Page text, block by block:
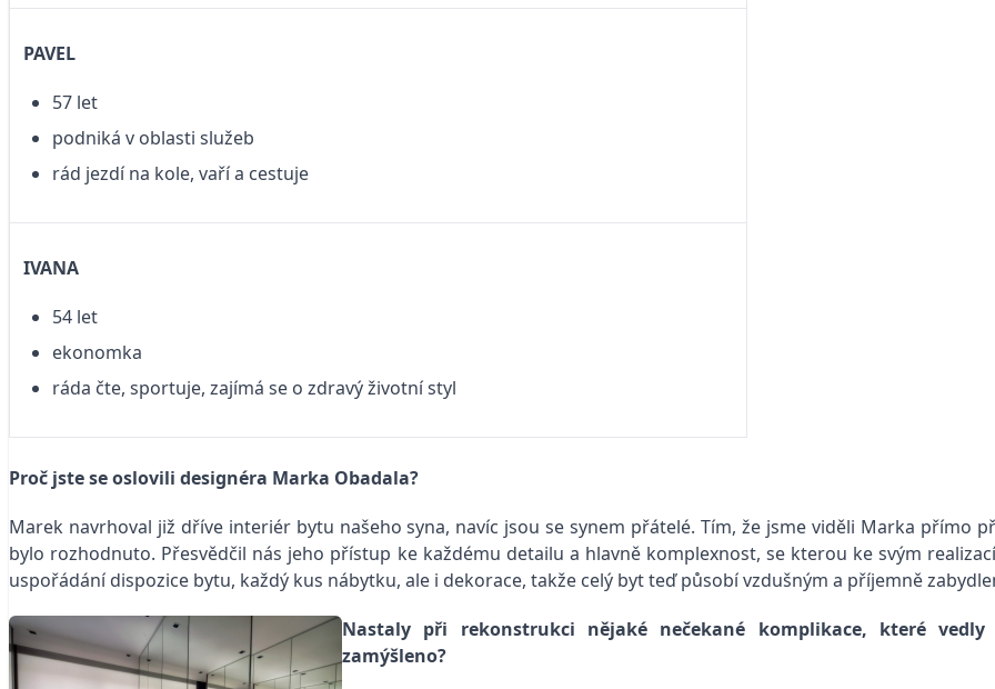
PAVEL
57 let
podniká v oblasti služeb
rád jezdí na kole, vaří a cestuje
IVANA
54 let
ekonomka
ráda čte, sportuje, zajímá se o zdravý životní styl
Proč jste se oslovili designéra Marka Obadala?
Marek navrhoval již dříve interiér bytu našeho syna, navíc jsou se synem přátelé. Tím, že jsme viděli Marka přímo
bylo rozhodnuto. Přesvědčil nás jeho přístup ke každému detailu a hlavně komplexnost, se kterou ke svým
uspořádání dispozice bytu, každý kus nábytku, ale i dekorace, takže celý byt teď působí vzdušným a příjemně
Nastaly při rekonstrukci nějaké nečekané komplikace, které
zamýšleno?